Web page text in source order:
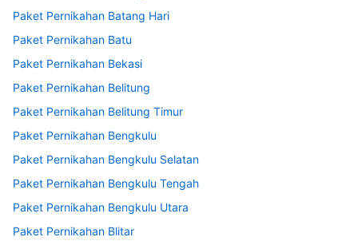
Paket Pernikahan Batang Hari
Paket Pernikahan Batu
Paket Pernikahan Bekasi
Paket Pernikahan Belitung
Paket Pernikahan Belitung Timur
Paket Pernikahan Bengkulu
Paket Pernikahan Bengkulu Selatan
Paket Pernikahan Bengkulu Tengah
Paket Pernikahan Bengkulu Utara
Paket Pernikahan Blitar